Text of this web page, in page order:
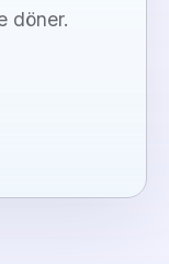
döner.